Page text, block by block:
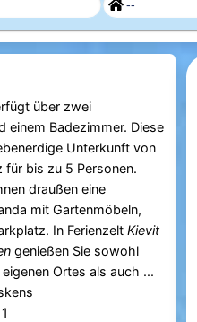
über zwei
einem Badezimmer. Diese
Unterkunft von
für bis zu 5 Personen.
draußen eine
mit Gartenmöbeln,
In Ferienzelt Kievit
genießen Sie sowohl
Ortes als auch ...